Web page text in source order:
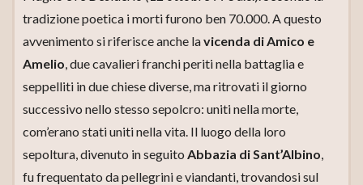
tradizione poetica i morti furono ben 70.000. A questo
avvenimento si riferisce anche lavicenda di Amico e
Amelio, due cavalieri franchi periti nella battaglia e
seppelliti in due chiese diverse, ma ritrovati il giorno
successivo nello stesso sepolcro: uniti nella morte,
com’erano stati uniti nella vita. Il luogo della loro
sepoltura, divenuto in seguito Abbazia di Sant’Albino,
fu frequentato da pellegrini e viandanti, trovandosi sul